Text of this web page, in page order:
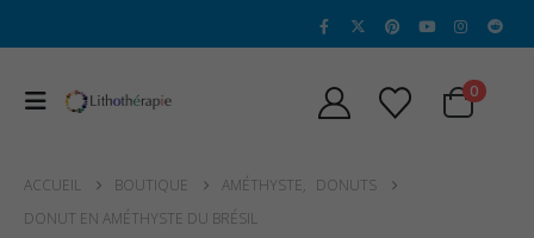
0
ACCUEIL BOUTIQUE AMÉTHYSTE, DONUTS
DONUT EN AMÉTHYSTE DU BRÉSIL